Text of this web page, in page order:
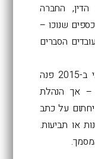
החברה
שנוכו –
הסברים
אחד התובעים, שמואל וייס, טען כי ב-2015 פנה
– אך הנהלת
על כתב
או תביעות.